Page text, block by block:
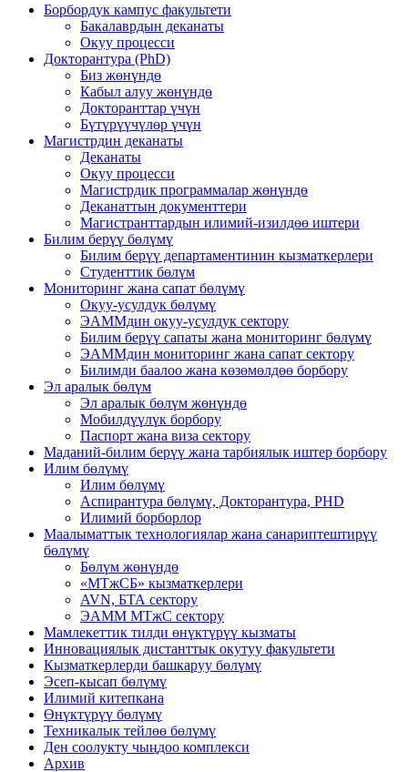
Борбордук кампус факультети
Бакалаврдын деканаты
Окуу процесси
Докторантура (PhD)
Биз жөнүндө
Кабыл алуу жөнүндө
Докторанттар үчүн
Бүтүрүүчүлөр үчүн
Магистрдин деканаты
Деканаты
Окуу процесси
Магистрдик программалар жөнүндө
Деканаттын документтери
Магистранттардын илимий-изилдөө иштери
Билим берүү бөлүмү
Билим берүү департаментинин кызматкерлери
Студенттик бөлүм
Мониторинг жана сапат бөлүмү
Окуу-усулдук бөлүмү
ЭАММдин окуу-усулдук сектору
Билим берүү сапаты жана мониторинг бөлүмү
ЭАММдин мониторинг жана сапат сектору
Билимди баалоо жана көзөмөлдөө борбору
Эл аралык бөлүм
Эл аралык бөлүм жөнүндө
Мобилдүүлүк борбору
Паспорт жана виза сектору
Маданий-билим берүү жана тарбиялык иштер борбору
Илим бөлүмү
Илим бөлүмү
Аспирантура бөлүмү, Докторантура, PHD
Илимий борборлор
Маалыматтык технологиялар жана санариптештирүү
бөлүмү
Бөлүм жөнүндө
«МТжСБ» кызматкерлери
AVN, БТА сектору
ЭАММ МТжС сектору
Мамлекеттик тилди өнүктүрүү кызматы
Инновациялык дистанттык окутуу факультети
Кызматкерлерди башкаруу бөлүмү
Эсеп-кысап бөлүмү
Илимий китепкана
Өнүктүрүү бөлүмү
Техникалык тейлөө бөлүмү
Ден соолукту чыңдоо комплекси
Архив